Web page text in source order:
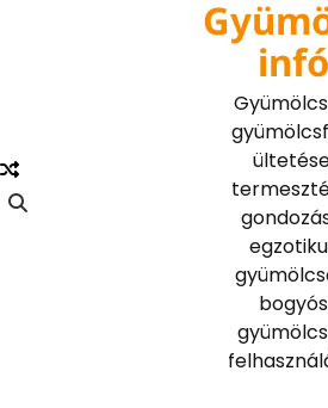
infó
bogyós